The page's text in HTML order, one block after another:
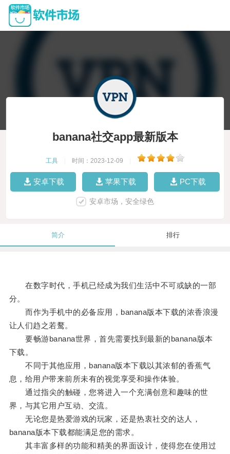
banana社交app最新版本
工具 时间：2023-12-09
安卓下载 苹果下载 PC下载
安卓市场，安全绿色
简介 排行
在数字时代，手机已经成为我们生活中不可或缺的一部
分。
而作为手机中的必备应用，banana版本下载的浓香浪漫
让人们趋之若鹜。
要畅游banana世界，首先需要找到最新的banana版本
下载。
不同于其他应用，banana版本下载以其浓郁的香蕉气
息，给用户带来前所未有的视觉享受和操作体验。
通过指尖的触碰，您将进入一个充满创意和趣味的世
界，与其它用户互动、交流。
无论您是热爱游戏的玩家，还是热衷社交的达人，
banana版本下载都能满足您的需求。
其丰富多样的功能和精美的界面设计，使得您在使用过